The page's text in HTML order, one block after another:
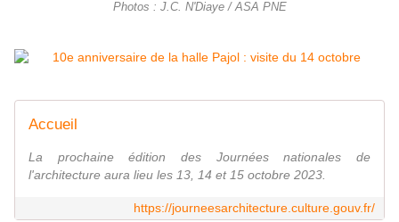
Photos : J.C. N'Diaye / ASA PNE
Accueil
La prochaine édition des Journées nationales de
l'architecture aura lieu les 13, 14 et 15 octobre 2023.
https://journeesarchitecture.culture.gouv.fr/